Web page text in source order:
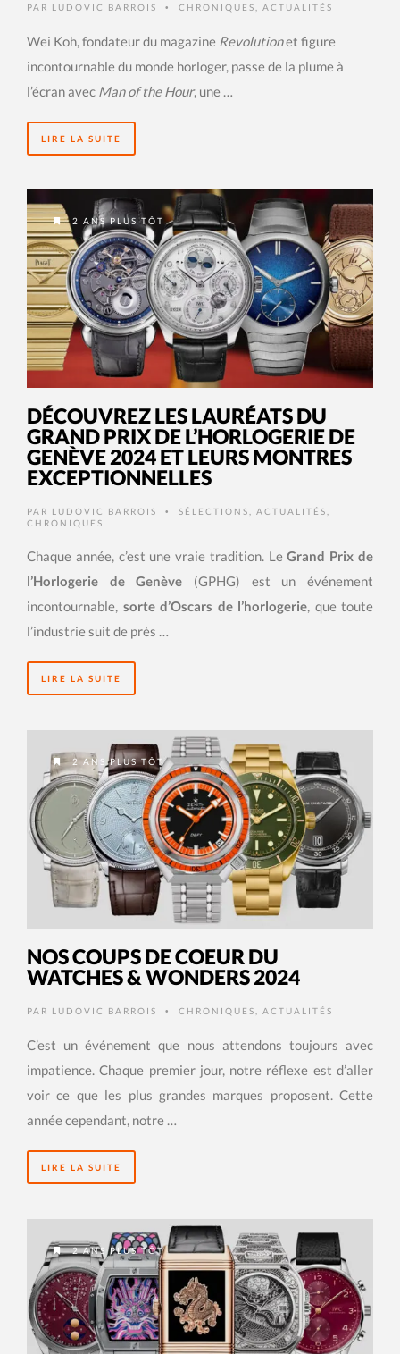
PAR LUDOVIC BARROIS • CHRONIQUES ACTUALITÉS
Wei Koh, fondateur du magazine Revolutionet figure
incontournable du monde horloger, passe de la plume à
l’écran avec Man of the Hour, une …
LIRE LA SUITE
2 ANS PLUS TÔT
DÉCOUVREZ LES LAURÉATS DU
GRAND PRIX DE L’HORLOGERIE DE
GENÈVE 2024 ET LEURS MONTRES
EXCEPTIONNELLES
PAR LUDOVIC BARROIS • SÉLECTIONS ACTUALITÉS
CHRONIQUES
Chaque année, c’est une vraie tradition. LeGrand Prix de
l’Horlogerie de Genève (GPHG) est un événement
incontournable, sorte d’Oscars de l’horlogerie, que toute
l’industrie suit de près …
LIRE LA SUITE
2 ANS PLUS TÔT
NOS COUPS DE COEUR DU
WATCHES & WONDERS 2024
PAR LUDOVIC BARROIS • CHRONIQUES ACTUALITÉS
C’est un événement que nous attendons toujours avec
impatience. Chaque premier jour, notre réflexe est d’aller
voir ce que les plus grandes marques proposent. Cette
année cependant, notre …
LIRE LA SUITE
2 ANS PLUS TÔT